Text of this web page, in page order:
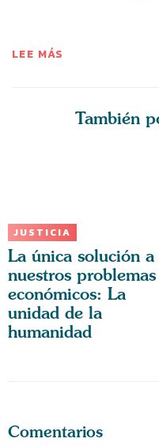
LEE MÁS
También
JUSTICIA
La única solución a
nuestros problemas
económicos: La
unidad de la
humanidad
Comentarios